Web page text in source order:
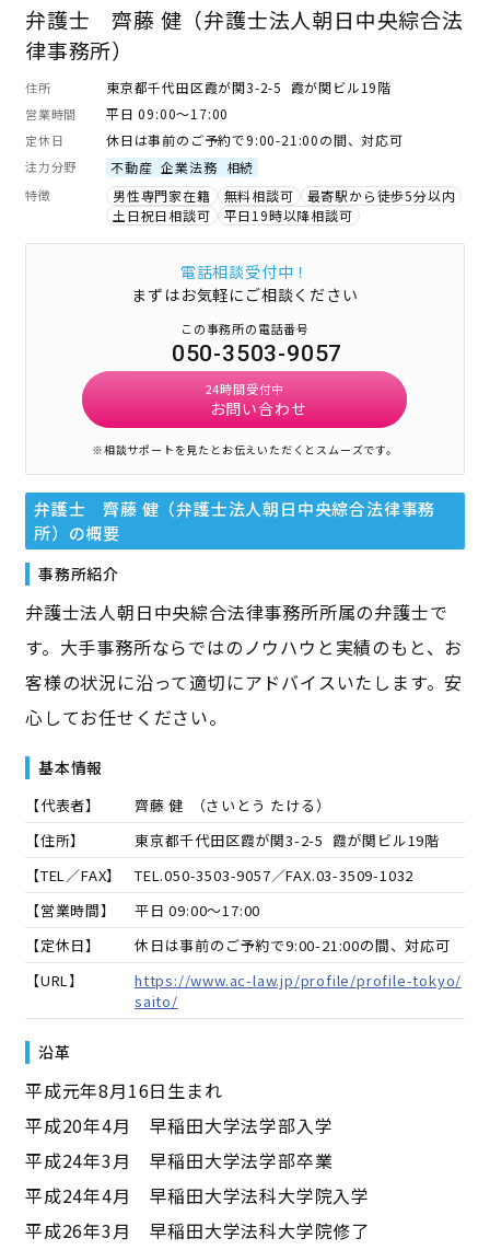
弁護士 齊藤 健（弁護士法人朝日中央綜合法
律事務所）
住所 東京都千代田区霞が関3-2-5 霞が関ビル19階
営業時間 平日 09:00～17:00
定休日 休日は事前のご予約で9:00-21:00の間、対応可
注力分野 不動産 企業法務 相続
特徴 男性専門家在籍 無料相談可
最寄駅から徒歩5分以内
土日祝日相談可
平日19時以降相談可
電話相談受付中！
まずはお気軽にご相談ください
この事務所の電話番号
050-3503-9057
24時間受付中
お問い合わせ
※相談サポートを見たとお伝えいただくとスムーズです。
弁護士 齊藤 健（弁護士法人朝日中央綜合法律事務
所） の概要
事務所紹介
弁護士法人朝日中央綜合法律事務所所属の弁護士で
す。大手事務所ならではのノウハウと実績のもと、お
客様の状況に沿って適切にアドバイスいたします。安
心してお任せください。
基本情報
【代表者】 齊藤 健 （さいとう たける）
【住所】
東京都千代田区霞が関3-2-5 霞が関ビル19階
【TEL／FAX】
TEL.050-3503-9057／FAX.03-3509-1032
【営業時間】
平日 09:00～17:00
【定休日】
休日は事前のご予約で9:00-21:00の間、対応可
【URL】
https://www.ac-law.jp/profile/profile-tokyo/
saito/
沿革
平成元年8月16日生まれ
平成20年4月 早稲田大学法学部入学
平成24年3月 早稲田大学法学部卒業
平成24年4月 早稲田大学法科大学院入学
平成26年3月 早稲田大学法科大学院修了